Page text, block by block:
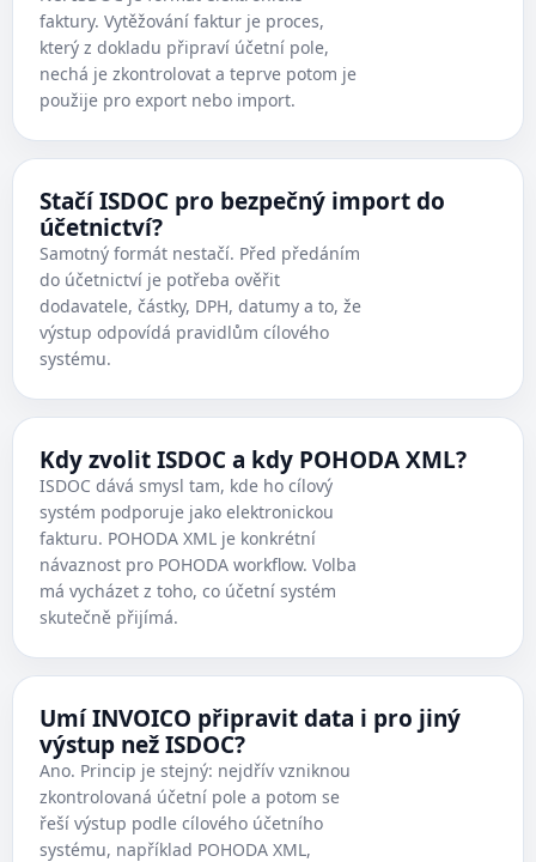
faktury. Vytěžování faktur je proces,
který z dokladu připraví účetní pole,
nechá je zkontrolovat a teprve potom je
použije pro export nebo import.
Stačí ISDOC pro bezpečný import do
účetnictví?
Samotný formát nestačí. Před předáním
do účetnictví je potřeba ověřit
dodavatele, částky, DPH, datumy a to, že
výstup odpovídá pravidlům cílového
systému.
Kdy zvolit ISDOC a kdy POHODA XML?
ISDOC dává smysl tam, kde ho cílový
systém podporuje jako elektronickou
fakturu. POHODA XML je konkrétní
návaznost pro POHODA workflow. Volba
má vycházet z toho, co účetní systém
skutečně přijímá.
Umí INVOICO připravit data i pro jiný
výstup než ISDOC?
Ano. Princip je stejný: nejdřív vzniknou
zkontrolovaná účetní pole a potom se
řeší výstup podle cílového účetního
systému, například POHODA XML,